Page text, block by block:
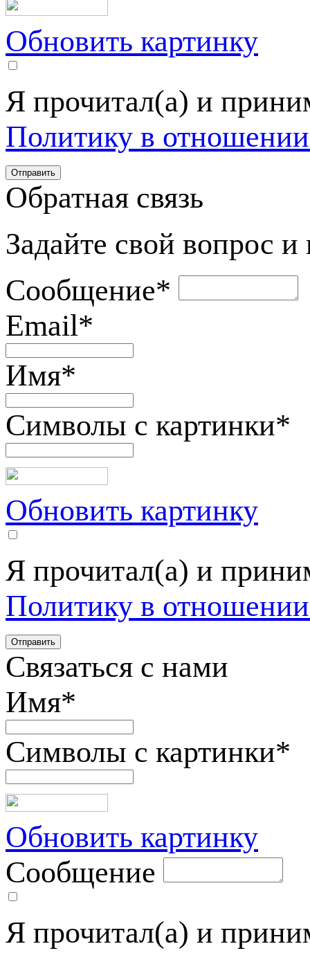
Обновить картинку
Я прочитал(а) и
Политику в
Обратная связь
Задайте свой вопрос
Сообщение*
Email*
Имя*
Символы с картинки*
Обновить картинку
Я прочитал(а) и
Политику в
Связаться с нами
Имя*
Символы с картинки*
Обновить картинку
Сообщение
Я прочитал(а) и